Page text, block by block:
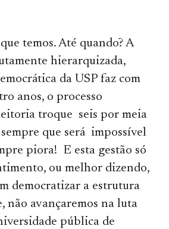
temos. Até quando? A
hierarquizada,
da USP faz com
anos, o processo
troque seis por meia
que será impossível
piora! E esta gestão só
ou melhor dizendo,
democratizar a estrutura
não avançaremos na luta
pública de